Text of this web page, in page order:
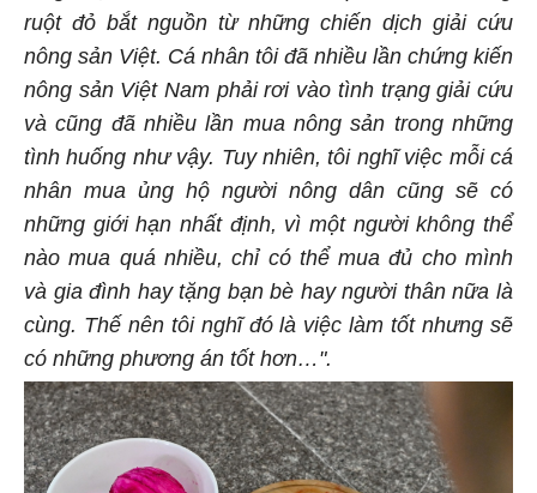
ruột đỏ bắt nguồn từ những chiến dịch giải cứu
nông sản Việt. Cá nhân tôi đã nhiều lần chứng kiến
nông sản Việt Nam phải rơi vào tình trạng giải cứu
và cũng đã nhiều lần mua nông sản trong những
tình huống như vậy. Tuy nhiên, tôi nghĩ việc mỗi cá
nhân mua ủng hộ người nông dân cũng sẽ có
những giới hạn nhất định, vì một người không thể
nào mua quá nhiều, chỉ có thể mua đủ cho mình
và gia đình hay tặng bạn bè hay người thân nữa là
cùng. Thế nên tôi nghĩ đó là việc làm tốt nhưng sẽ
có những phương án tốt hơn…".